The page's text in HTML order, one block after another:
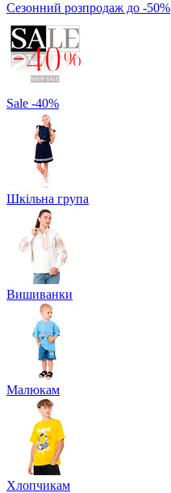
Сезонний розпродаж до -50%
Sale -40%
Шкільна група
Вишиванки
Малюкам
Хлопчикам